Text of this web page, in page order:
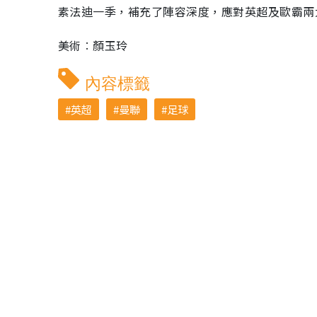
素法迪一季，補充了陣容深度，應對英超及歐霸
美術︰顏玉玲
內容標籤
英超 曼聯 足球